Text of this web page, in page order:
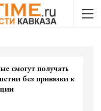
смогут получать
без привязки к